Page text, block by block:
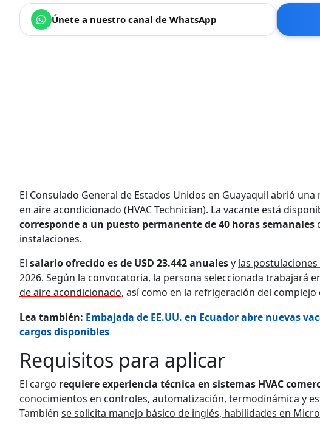
Únete a nuestro canal de WhatsApp
El Consulado General de Estados Unidos en Guayaquil abrió una
en aire acondicionado (HVAC Technician). La vacante está
corresponde a un puesto permanente de 40 horas semanales
instalaciones.
El salario ofrecido es de USD 23.442 anualesy las
2026. Según la convocatoria, la persona seleccionada trabajará
de aire acondicionado, así como en la refrigeración del
Lea también: Embajada de EE.UU. en Ecuador abre nuevas
cargos disponibles
Requisitos para aplicar
El cargo requiere experiencia técnica en sistemas HVAC
conocimientos en controles, automatización, termodinámica y
También se solicita manejo básico de inglés, habilidades en